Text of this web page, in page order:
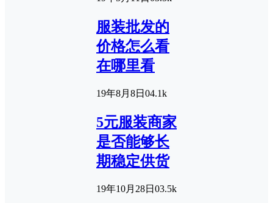
服装批发的
价格怎么看
在哪里看
19年8月8日 04.1k
5元服装商家
是否能够长
期稳定供货
19年10月28日 03.5k